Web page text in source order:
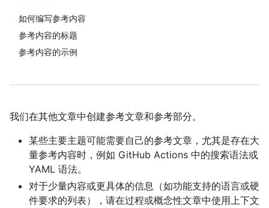
如何编写参考内容
参考内容的标题
参考内容的示例
我们在其他文章中创建参考文章和参考部分。
某些主要主题可能需要自己的参考文章，尤其是存在大
量参考内容时，例如 GitHub Actions 中的搜索语法或
YAML 语法。
对于少量内容或更具体的信息（如功能支持的语言或硬
件要求的列表），请在过程或概念性文章中使用上下文